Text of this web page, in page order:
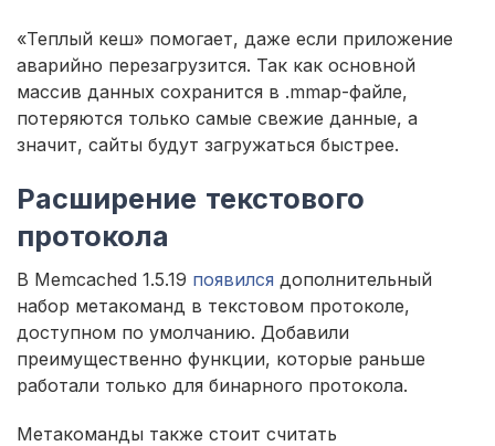
«Теплый кеш» помогает, даже если приложение
аварийно перезагрузится. Так как основной
массив данных сохранится в .mmap-файле,
потеряются только самые свежие данные, а
значит, сайты будут загружаться быстрее.
Расширение текстового
протокола
В Memcached 1.5.19 появился дополнительный
набор метакоманд в текстовом протоколе,
доступном по умолчанию. Добавили
преимущественно функции, которые раньше
работали только для бинарного протокола.
Метакоманды также стоит считать